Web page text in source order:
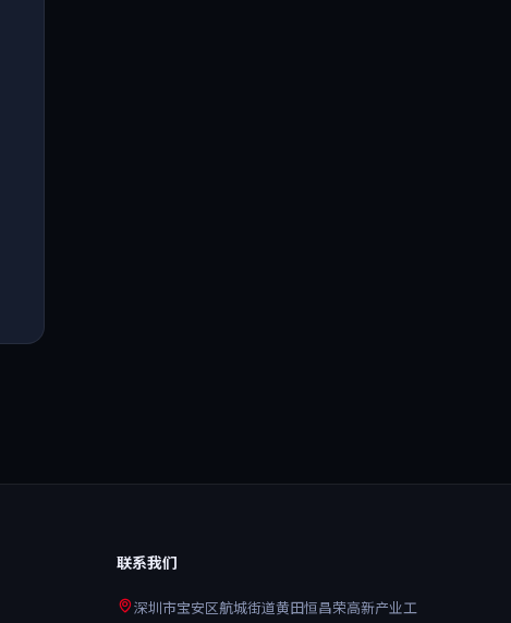
联系我们
深圳市宝安区航城街道黄田恒昌荣高新产业工